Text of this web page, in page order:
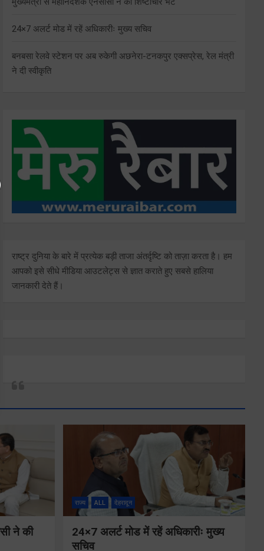
24×7 अलर्ट मोड में रहें अधिकारीः मुख्य सचिव
बनबसा रेलवे स्टेशन पर अब रुकेगी अछनेरा-टनकपुर एक्सप्रेस, रेल मंत्री
ने दी स्वीकृति
राष्ट्र दुनिया के बारे में प्रत्येक बड़ी ताजा अंतर्दृष्टि को ताज़ा करता है। हम
आपको इसे सीधे मीडिया आउटलेट्स से ज्ञात कराते हुए सबसे हालिया
जानकारी देते हैं।
ने की
राज्य ALL देहरादून
24×7 अलर्ट मोड में रहें अधिकारीः मुख्य
सचिव